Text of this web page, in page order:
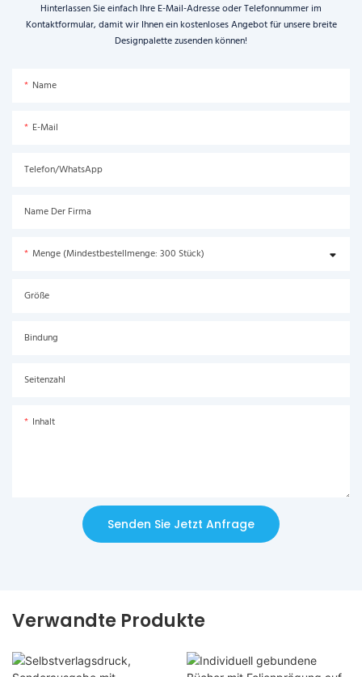
Hinterlassen Sie einfach Ihre E-Mail-Adresse oder Telefonnummer im
Kontaktformular, damit wir Ihnen ein kostenloses Angebot für unsere breite
Designpalette zusenden können!
Name
E-Mail
Telefon/WhatsApp
Name Der Firma
Menge (Mindestbestellmenge: 300 Stück)
Größe
Bindung
Seitenzahl
Inhalt
Senden Sie Jetzt Anfrage
Verwandte Produkte